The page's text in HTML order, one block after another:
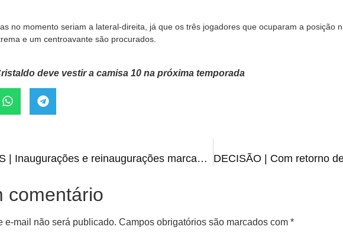
no momento seriam a lateral-direita, já que os três jogadores que ocuparam a posição
e um centroavante são procurados.
deve vestir a camisa 10 na próxima temporada
COTIDIANAS | Inaugurações e reinaugurações marcam a semana
comentário
e-mail não será publicado. Campos obrigatórios são marcados com *